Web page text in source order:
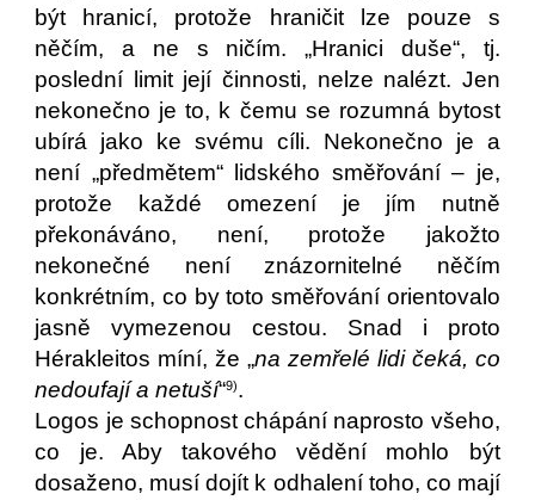
být hranicí, protože hraničit lze pouze s
něčím, a ne s ničím. „Hranici duše“, tj.
poslední limit její činnosti, nelze nalézt. Jen
nekonečno je to, k čemu se rozumná bytost
ubírá jako ke svému cíli. Nekonečno je a
není „předmětem“ lidského směřování – je,
protože každé omezení je jím nutně
překonáváno, není, protože jakožto
nekonečné není znázornitelné něčím
konkrétním, co by toto směřování orientovalo
jasně vymezenou cestou. Snad i proto
Hérakleitos míní, že „na zemřelé lidi čeká, co
nedoufají a netuší“9).
Logos je schopnost chápání naprosto všeho,
co je. Aby takového vědění mohlo být
dosaženo, musí dojít k odhalení toho, co mají